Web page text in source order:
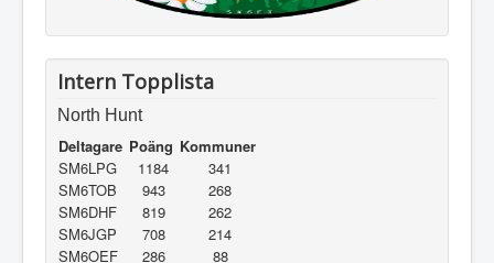
Intern Topplista
North Hunt
Deltagare Poäng Kommuner
SM6LPG
1184
341
SM6TOB
943
268
SM6DHF
819
262
SM6JGP
708
214
SM6OEF
286
88